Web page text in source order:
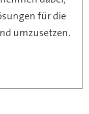
für die
umzusetzen.